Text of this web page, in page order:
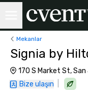
Mekanlar
Signia by
170 S Market St, San
Bize ulaşın